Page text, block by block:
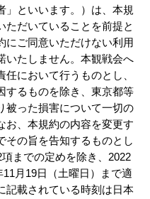
」といいます。）は、本規
ただいていることを前提と
にご同意いただけない利用
いたしません。本観戦会へ
において行うものとし、
するものを除き、東京都等
被った損害について一切の
お、本規約の内容を変更す
その旨を告知するものとし
までの定めを除き、2022
月19日（土曜日）まで適
記載されている時刻は日本